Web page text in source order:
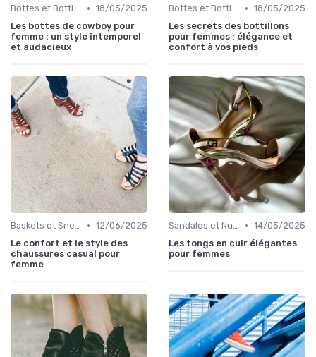
Bottes et Bottines • 18/05/2025
Les bottes de cowboy pour
femme : un style intemporel
et audacieux
Bottes et Bottines • 18/05/2025
Les secrets des bottillons
pour femmes : élégance et
confort à vos pieds
Baskets et Sneakers • 12/06/2025
Le confort et le style des
chaussures casual pour
femme
Sandales et Nu-pieds • 14/05/2025
Les tongs en cuir élégantes
pour femmes